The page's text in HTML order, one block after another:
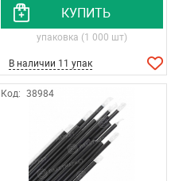
КУПИТЬ
упаковка (1 000 шт)
В наличии 11 упак
Код: 38984